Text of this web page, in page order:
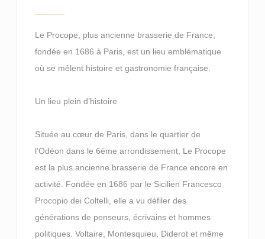
Le Procope, plus ancienne brasserie de France,
fondée en 1686 à Paris, est un lieu emblématique
où se mêlent histoire et gastronomie française.
Un lieu plein d’histoire
Située au cœur de Paris, dans le quartier de
l’Odéon dans le 6ème arrondissement, Le Procope
est la plus ancienne brasserie de France encore en
activité. Fondée en 1686 par le Sicilien Francesco
Procopio dei Coltelli, elle a vu défiler des
générations de penseurs, écrivains et hommes
politiques. Voltaire, Montesquieu, Diderot et même